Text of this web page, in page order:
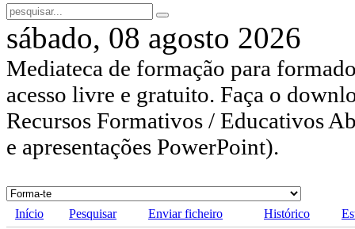
sábado, 08 agosto 2026
Mediateca de formação para
acesso livre e gratuito. Faça o
Recursos Formativos / Educativos
e apresentações PowerPoint).
Início Pesquisar Enviar ficheiro Histórico